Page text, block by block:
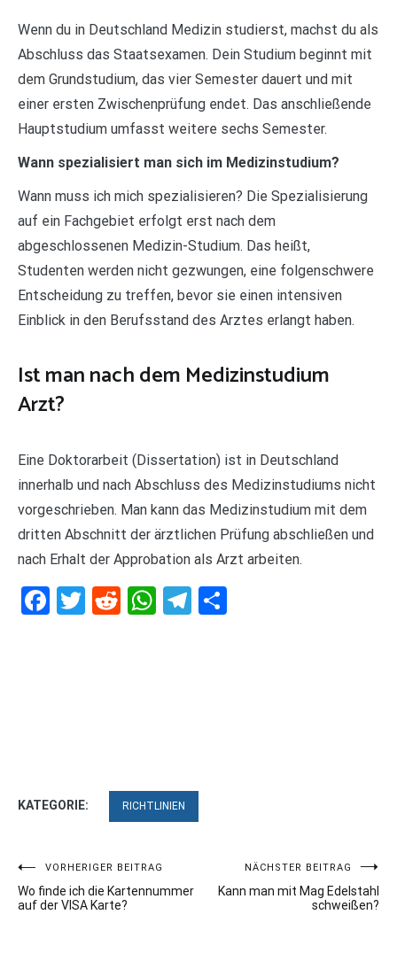
Wenn du in Deutschland Medizin studierst, machst du als
Abschluss das Staatsexamen. Dein Studium beginnt mit
dem Grundstudium, das vier Semester dauert und mit
einer ersten Zwischenprüfung endet. Das anschließende
Hauptstudium umfasst weitere sechs Semester.
Wann spezialisiert man sich im Medizinstudium?
Wann muss ich mich spezialisieren? Die Spezialisierung
auf ein Fachgebiet erfolgt erst nach dem
abgeschlossenen Medizin-Studium. Das heißt,
Studenten werden nicht gezwungen, eine folgenschwere
Entscheidung zu treffen, bevor sie einen intensiven
Einblick in den Berufsstand des Arztes erlangt haben.
Ist man nach dem Medizinstudium
Arzt?
Eine Doktorarbeit (Dissertation) ist in Deutschland
innerhalb und nach Abschluss des Medizinstudiums nicht
vorgeschrieben. Man kann das Medizinstudium mit dem
dritten Abschnitt der ärztlichen Prüfung abschließen und
nach Erhalt der Approbation als Arzt arbeiten.
Facebook
Twitter
RedditWhatsApp
Telegram
KATEGORIE: RICHTLINIEN
Beitragsnavigation
VORHERIGER BEITRAG
Wo finde ich die Kartennummer
auf der VISA Karte?
NÄCHSTER BEITRAG
Kann man mit Mag Edelstahl
schweißen?